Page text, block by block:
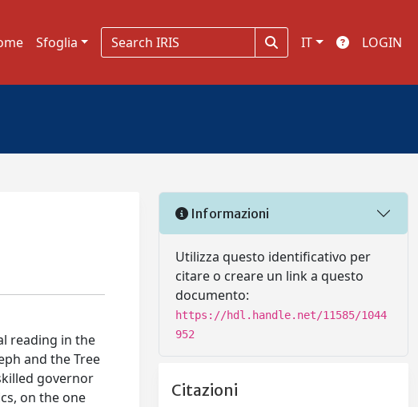
Sfoglia IT LOGIN
reading in the
and the Tree
governor
on the one
Informazioni
Utilizza questo identificativo per
citare o creare un link a questo
documento:
https://hdl.handle.net/11585/1044
952
Citazioni